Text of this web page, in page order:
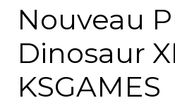
Nouveau
Dinosaur
KSGAMES